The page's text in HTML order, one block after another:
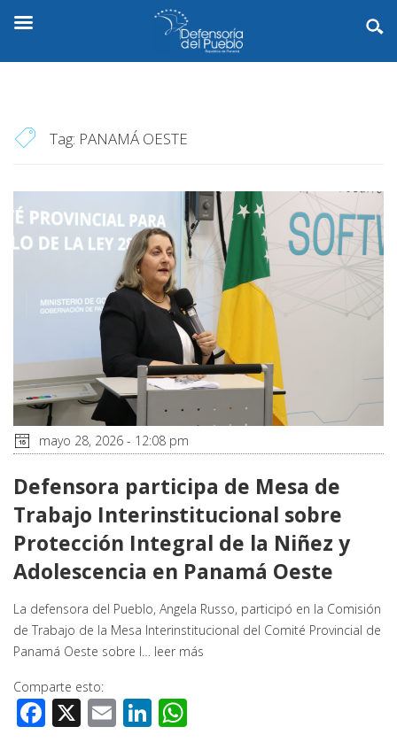
Tag: PANAMÁ OESTE
mayo 28, 2026 - 12:08 pm
Defensora participa de Mesa de
Trabajo Interinstitucional sobre
Protección Integral de la Niñez y
Adolescencia en Panamá Oeste
La defensora del Pueblo, Angela Russo, participó en la Comisión
de Trabajo de la Mesa Interinstitucional del Comité Provincial de
Panamá Oeste sobre l… leer más
Comparte esto:
Facebook
X EmailLinkedIn